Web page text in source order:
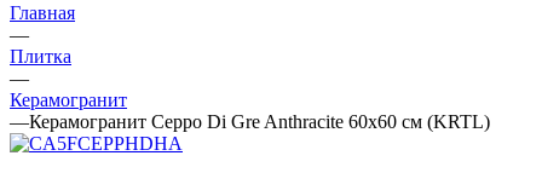
Главная
—
Плитка
—
Керамогранит
—Керамогранит Ceppo Di Gre Anthracite 60x60 см (KRTL)